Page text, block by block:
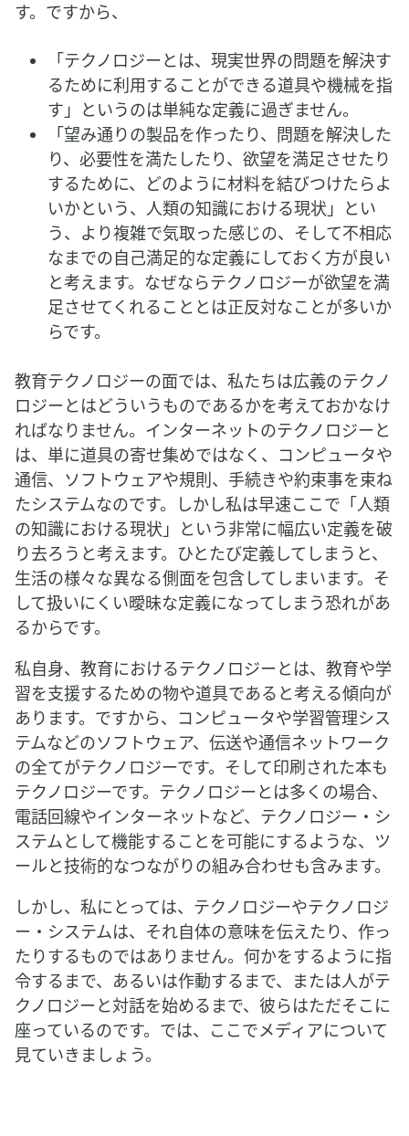
す。ですから、
「テクノロジーとは、現実世界の問題を解決す
るために利用することができる道具や機械を指
す」というのは単純な定義に過ぎません。
「望み通りの製品を作ったり、問題を解決した
り、必要性を満たしたり、欲望を満足させたり
するために、どのように材料を結びつけたらよ
いかという、人類の知識における現状」とい
う、より複雑で気取った感じの、そして不相応
なまでの自己満足的な定義にしておく方が良い
と考えます。なぜならテクノロジーが欲望を満
足させてくれることとは正反対なことが多いか
らです。
教育テクノロジーの面では、私たちは広義のテクノ
ロジーとはどういうものであるかを考えておかなけ
ればなりません。インターネットのテクノロジーと
は、単に道具の寄せ集めではなく、コンピュータや
通信、ソフトウェアや規則、手続きや約束事を束ね
たシステムなのです。しかし私は早速ここで「人類
の知識における現状」という非常に幅広い定義を破
り去ろうと考えます。ひとたび定義してしまうと、
生活の様々な異なる側面を包含してしまいます。そ
して扱いにくい曖昧な定義になってしまう恐れがあ
るからです。
私自身、教育におけるテクノロジーとは、教育や学
習を支援するための物や道具であると考える傾向が
あります。ですから、コンピュータや学習管理シス
テムなどのソフトウェア、伝送や通信ネットワーク
の全てがテクノロジーです。そして印刷された本も
テクノロジーです。テクノロジーとは多くの場合、
電話回線やインターネットなど、テクノロジー・シ
ステムとして機能することを可能にするような、ツ
ールと技術的なつながりの組み合わせも含みます。
しかし、私にとっては、テクノロジーやテクノロジ
ー・システムは、それ自体の意味を伝えたり、作っ
たりするものではありません。何かをするように指
令するまで、あるいは作動するまで、または人がテ
クノロジーと対話を始めるまで、彼らはただそこに
座っているのです。では、ここでメディアについて
見ていきましょう。